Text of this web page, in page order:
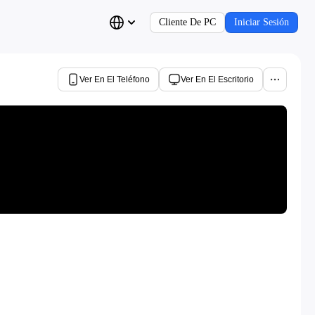
Cliente De PC Iniciar Sesión
Ver En El Teléfono Ver En El Escritorio